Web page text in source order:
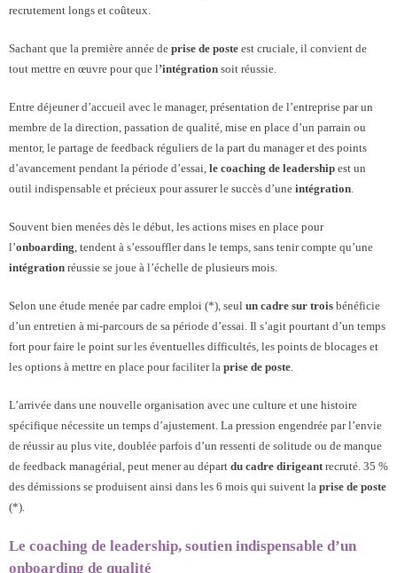
Qui sommes-nous ?
Témoignages
Blog
recrutement longs et coûteux.
Sachant que la première année de prise de poste est cruciale, il convient de
tout mettre en œuvre pour que l’intégration soit réussie.
Entre déjeuner d’accueil avec le manager, présentation de l’entreprise par un
membre de la direction, passation de qualité, mise en place d’un parrain ou
mentor, le partage de feedback réguliers de la part du manager et des points
d’avancement pendant la période d’essai, le coaching de leadership est un
outil indispensable et précieux pour assurer le succès d’une intégration
Souvent bien menées dès le début, les actions mises en place pour
l’onboarding , tendent à s’essouffler dans le temps, sans tenir compte qu’une
intégration réussie se joue à l’échelle de plusieurs mois.
Selon une étude menée par cadre emploi (*), seul un cadre sur trois bénéficie
d’un entretien à mi-parcours de sa période d’essai. Il s’agit pourtant d’un temps
fort pour faire le point sur les éventuelles difficultés, les points de blocages et
les options à mettre en place pour faciliter la prise de poste
L’arrivée dans une nouvelle organisation avec une culture et une histoire
spécifique nécessite un temps d’ajustement. La pression engendrée par l’envie
de réussir au plus vite, doublée parfois d’un ressenti de solitude ou de manque
de feedback managérial, peut mener au départ du cadre dirigeant recruté. 35 %
des démissions se produisent ainsi dans les 6 mois qui suivent la prise de poste
(*).
Le coaching de leadership, soutien indispensable d’un
onboarding de qualité